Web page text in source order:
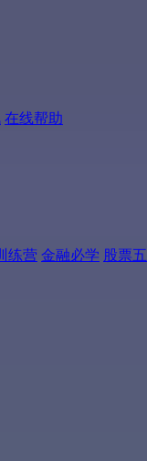
在线帮助
练营 金融必学 股票